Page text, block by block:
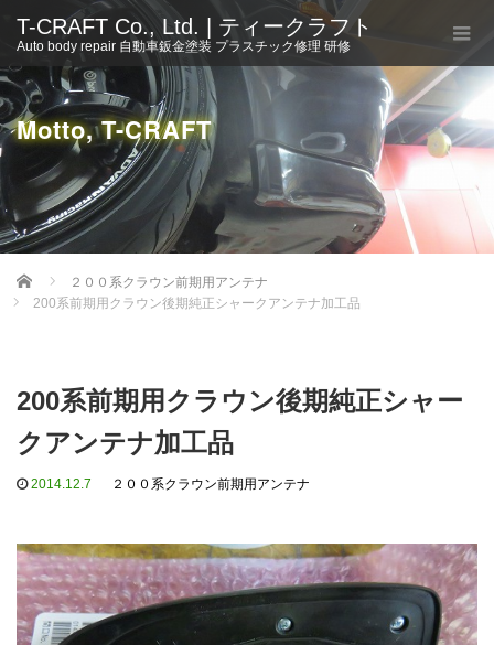
T-CRAFT Co., Ltd. | ティークラフト
Auto body repair 自動車鈑金塗装 プラスチック修理 研修
Motto, T-CRAFT
Home
２００系クラウン前期用アンテナ
200系前期用クラウン後期純正シャークアンテナ加工品
200系前期用クラウン後期純正シャー
クアンテナ加工品
2014.12.7 ２００系クラウン前期用アンテナ